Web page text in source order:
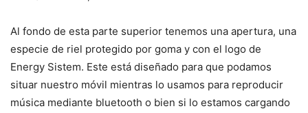
Al fondo de esta parte superior tenemos una apertura, una
especie de riel protegido por goma y con el logo de
Energy Sistem. Este está diseñado para que podamos
situar nuestro móvil mientras lo usamos para reproducir
música mediante bluetooth o bien si lo estamos cargando